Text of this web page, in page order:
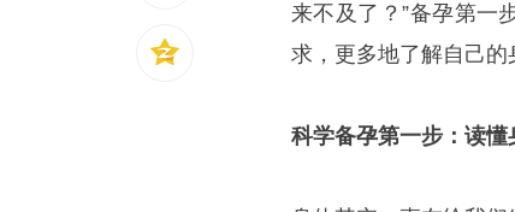
来不及了？”备孕第一
求，更多地了解自己的
科学备孕第一步：读懂